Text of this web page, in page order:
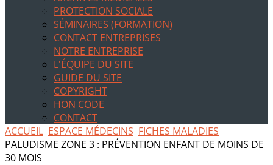
PROTECTION SOCIALE
SÉMINAIRES (FORMATION)
CONTACT ENTREPRISES
NOTRE ENTREPRISE
L'ÉQUIPE DU SITE
GUIDE DU SITE
COPYRIGHT
HON CODE
CONTACT
ACCUEIL ESPACE MÉDECINS FICHES MALADIES
PALUDISME ZONE 3 : PRÉVENTION ENFANT DE MOINS DE
30 MOIS